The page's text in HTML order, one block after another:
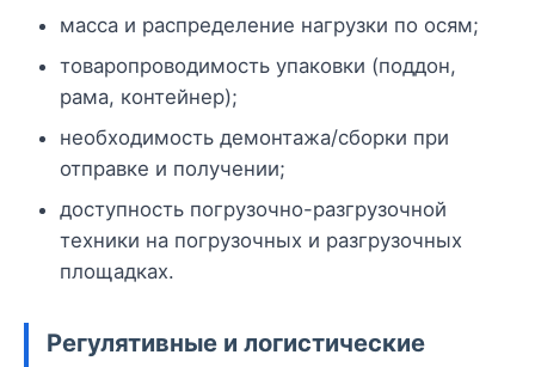
масса и распределение нагрузки по осям;
товаропроводимость упаковки (поддон,
рама, контейнер);
необходимость демонтажа/сборки при
отправке и получении;
доступность погрузочно-разгрузочной
техники на погрузочных и разгрузочных
площадках.
Регулятивные и логистические